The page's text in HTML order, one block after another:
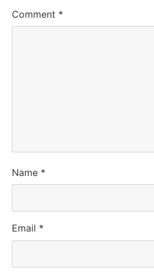
Comment *
Name *
Email *